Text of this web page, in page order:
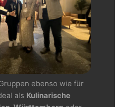
ebenso wie für
als Kulinarische